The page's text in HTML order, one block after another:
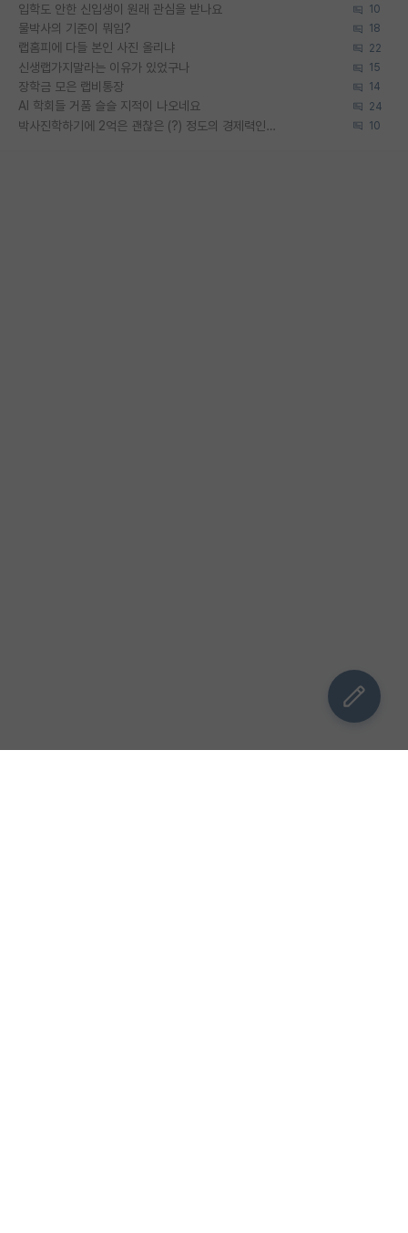
입학도 안한 신입생이 원래 관심을 받나요 10
물박사의 기준이 뭐임? 18
랩홈피에 다들 본인 사진 올리냐 22
신생랩가지말라는 이유가 있었구나 15
장학금 모은 랩비통장 14
AI 학회들 거품 슬슬 지적이 나오네요 24
박사진학하기에 2억은 괜찮은 (?) 정도의 경제력인가요 10